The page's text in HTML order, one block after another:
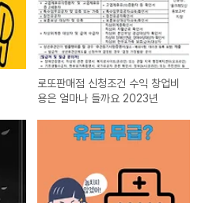
로또판매점 신청조건 수익 창업비
용은 얼마나 들까요 2023년